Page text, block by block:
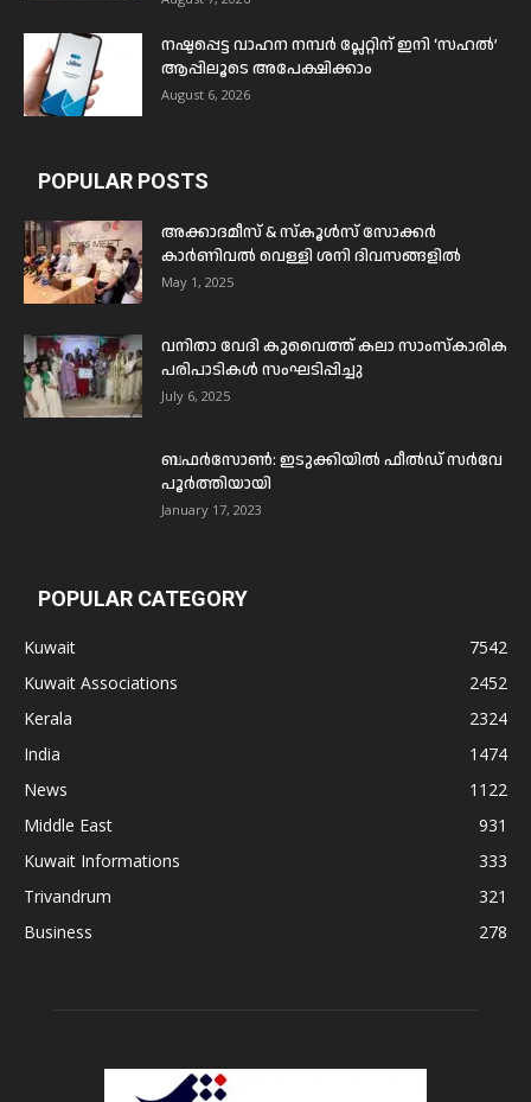
നഷ്ടപ്പെട്ട വാഹന നമ്പർ പ്ലേറ്റിന് ഇനി ‘സഹൽ’
ആപ്പിലൂടെ അപേക്ഷിക്കാം
August 6, 2026
POPULAR POSTS
അക്കാദമീസ് & സ്കൂൾസ് സോക്കർ
കാർണിവൽ വെള്ളി ശനി ദിവസങ്ങളിൽ
May 1, 2025
വനിതാ വേദി കുവൈത്ത് കലാ സാംസ്കാരിക
പരിപാടികൾ സംഘടിപ്പിച്ചു
July 6, 2025
ബഫര്‍സോണ്‍: ഇടുക്കിയില്‍ ഫീല്‍ഡ് സര്‍വേ
പൂര്‍ത്തിയായി
January 17, 2023
POPULAR CATEGORY
Kuwait
7542
Kuwait Associations
2452
Kerala
2324
India
1474
News
1122
Middle East
931
Kuwait Informations
333
Trivandrum
321
Business
278